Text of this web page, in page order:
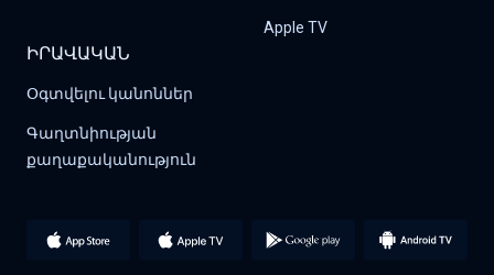
Apple TV
ԻՐԱՎԱԿԱՆ
Օգտվելու կանոններ
Գաղտնիության
քաղաքականություն